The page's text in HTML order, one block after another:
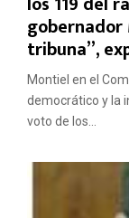
tribuna”,
Montiel en el
democrático y la
voto de los...